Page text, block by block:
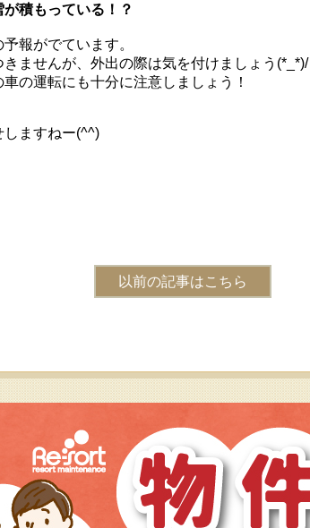
積もっている！？
報がでています。
ませんが、外出の際は気を付けましょう(*_*)/
の運転にも十分に注意しましょう！
しますねー(^^)
以前の記事はこちら